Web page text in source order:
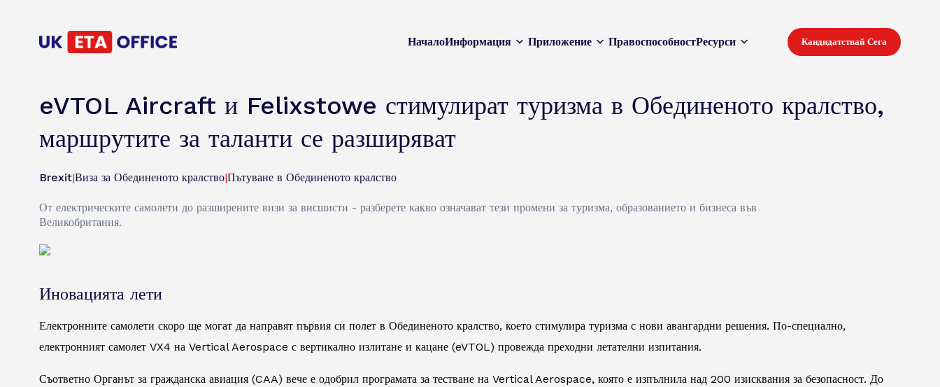
НачалоИнформация Приложение ПравоспособностРесурси Кандидатствай Сега
eVTOL Aircraft и Felixstowe стимулират туризма в Обединеното кралство,
маршрутите за таланти се разширяват
Brexit|Виза за Обединеното кралство|Пътуване в Обединеното кралство
От електрическите самолети до разширените визи за висшисти - разберете какво означават тези промени за туризма, образованието и бизнеса във
Великобритания.
Иновацията лети
Електронните самолети скоро ще могат да направят първия си полет в Обединеното кралство, което стимулира туризма с нови авангардни решения. По-специално,
електронният самолет VX4 на Vertical Aerospace с вертикално излитане и кацане (eVTOL) провежда преходни летателни изпитания.
Съответно Органът за гражданска авиация (CAA) вече е одобрил програмата за тестване на Vertical Aerospace, която е изпълнила над 200 изисквания за безопасност. До